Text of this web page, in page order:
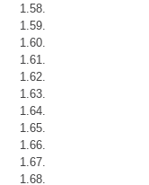
1.58.
1.59.
1.60.
1.61.
1.62.
1.63.
1.64.
1.65.
1.66.
1.67.
1.68.